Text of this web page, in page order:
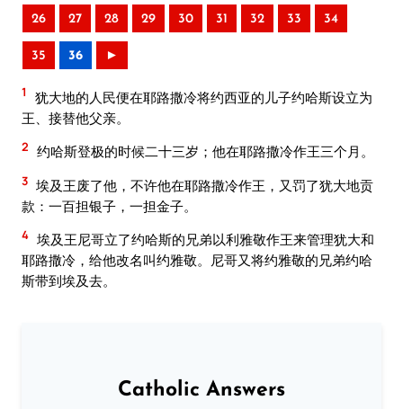
26 27 28 29 30 31 32 33 34
35 36 ►
1
犹大地的人民便在耶路撒冷将约西亚的儿子约哈斯设立为
王、接替他父亲。
2 约哈斯登极的时候二十三岁；他在耶路撒冷作王三个月。
3 埃及王废了他，不许他在耶路撒冷作王，又罚了犹大地贡
款：一百担银子，一担金子。
4 埃及王尼哥立了约哈斯的兄弟以利雅敬作王来管理犹大和
耶路撒冷，给他改名叫约雅敬。尼哥又将约雅敬的兄弟约哈
斯带到埃及去。
Catholic Answers